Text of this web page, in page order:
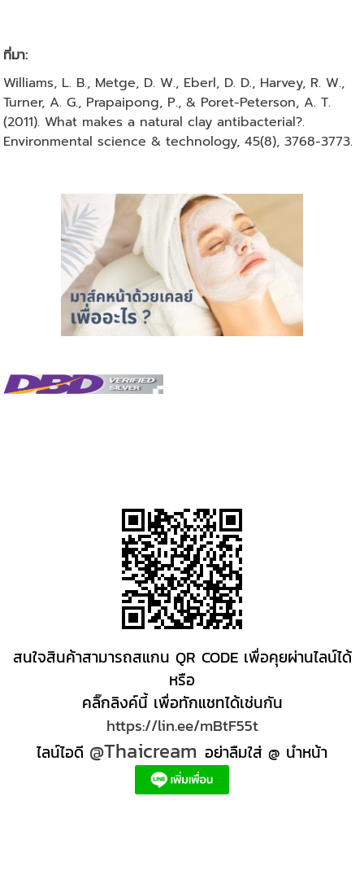
ที่มา:
Williams, L. B., Metge, D. W., Eberl, D. D., Harvey, R. W.,
Turner, A. G., Prapaipong, P., & Poret-Peterson, A. T.
(2011). What makes a natural clay antibacterial?.
Environmental science & technology, 45(8), 3768-3773.
สนใจสินค้าสามารถสแกน QR CODE เพื่อคุยผ่านไลน์ได้
หรือ
คลิ๊กลิงค์นี้ เพื่อทักแชทได้เช่นกัน
https://lin.ee/mBtF55t
ไลน์ไอดี @Thaicream อย่าลืมใส่ @ นำหน้า